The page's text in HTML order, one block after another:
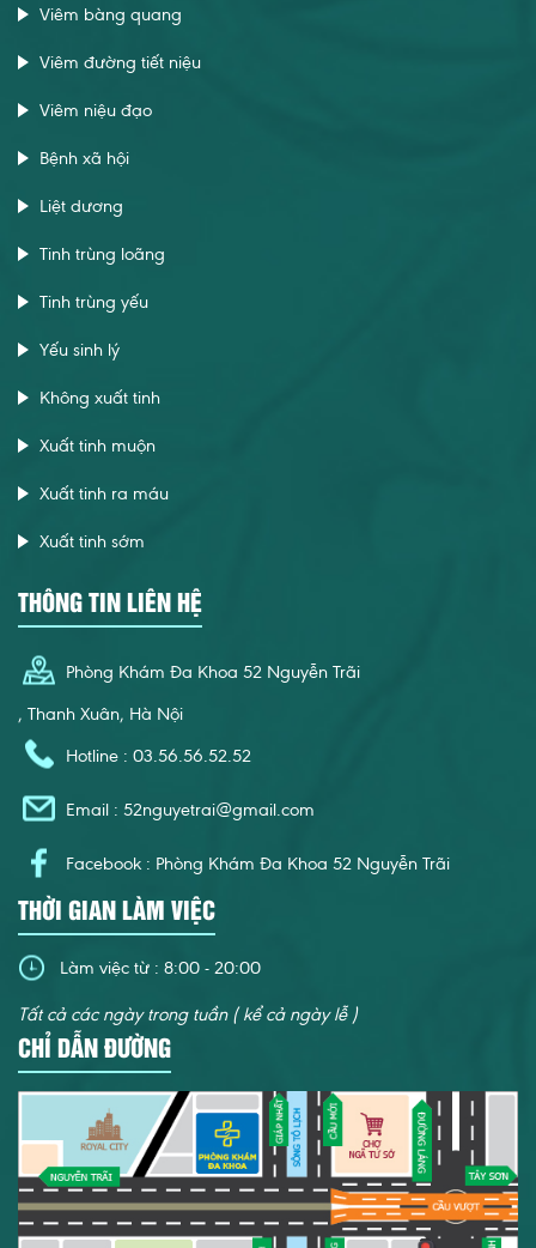
Viêm bàng quang
Viêm đường tiết niệu
Viêm niệu đạo
Bệnh xã hội
Liệt dương
Tinh trùng loãng
Tinh trùng yếu
Yếu sinh lý
Không xuất tinh
Xuất tinh muộn
Xuất tinh ra máu
Xuất tinh sớm
THÔNG TIN LIÊN HỆ
Phòng Khám Đa Khoa 52 Nguyễn Trãi
, Thanh Xuân, Hà Nội
Hotline : 03.56.56.52.52
Email : 52nguyetrai@gmail.com
Facebook : Phòng Khám Đa Khoa 52 Nguyễn Trãi
THỜI GIAN LÀM VIỆC
Làm việc từ : 8:00 - 20:00
Tất cả các ngày trong tuần ( kể cả ngày lễ )
CHỈ DẪN ĐƯỜNG